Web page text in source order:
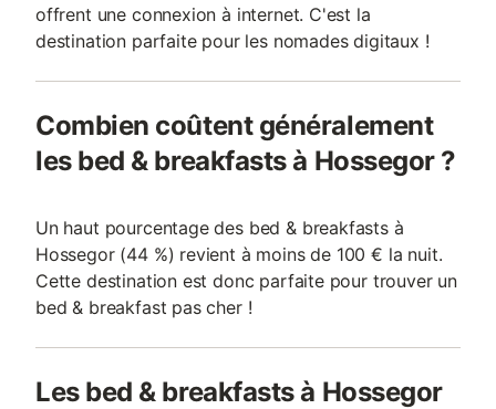
offrent une connexion à internet. C'est la
destination parfaite pour les nomades digitaux !
Combien coûtent généralement
les bed & breakfasts à Hossegor ?
Un haut pourcentage des bed & breakfasts à
Hossegor (44 %) revient à moins de 100 € la nuit.
Cette destination est donc parfaite pour trouver un
bed & breakfast pas cher !
Les bed & breakfasts à Hossegor